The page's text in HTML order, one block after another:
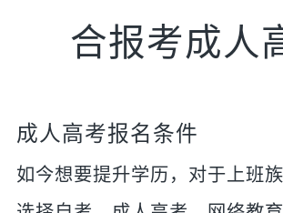
合报考成人
成人高考报名条件
如今想要提升学历，对于上班